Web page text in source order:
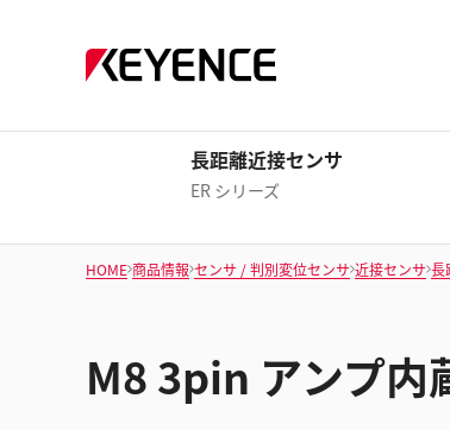
長距離近接センサ
ER シリーズ
HOME 商品情報 センサ / 判別変位センサ 近接センサ 長
M8 3pin アンプ内